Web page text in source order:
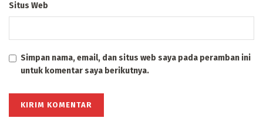
Situs Web
Simpan nama, email, dan situs web saya pada peramban ini
untuk komentar saya berikutnya.